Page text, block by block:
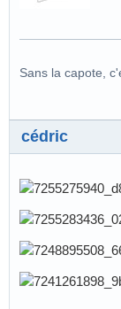
Sans la capote,
cédric